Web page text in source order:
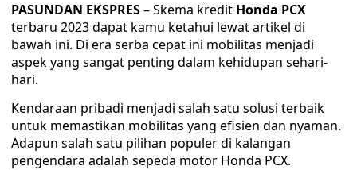
PASUNDAN EKSPRES– Skema kredit Honda PCX
terbaru 2023 dapat kamu ketahui lewat artikel di
bawah ini. Di era serba cepat ini mobilitas menjadi
aspek yang sangat penting dalam kehidupan sehari-
hari.
Kendaraan pribadi menjadi salah satu solusi terbaik
untuk memastikan mobilitas yang efisien dan nyaman.
Adapun salah satu pilihan populer di kalangan
pengendara adalah sepeda motor Honda PCX.